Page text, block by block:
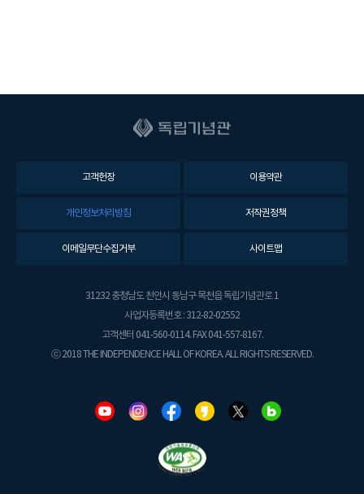
고객헌장 이용약관
개인정보처리방침 저작권정책
이메일무단수집거부 사이트맵
31232 충청남도 천안시 동남구 목천읍 독립기념관로 1
사업자등록번호 : 312-82-02552
고객센터 041-560-0114. FAX 041-557-8167.
ⓒ 2018 THE INDEPENDENCE HALL OF KOREA. ALL RIGHTS RESERVED.